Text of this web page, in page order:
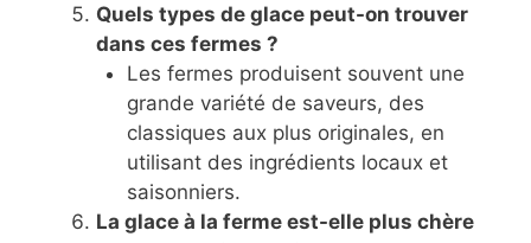
Quels types de glace peut-on trouver
dans ces fermes ?
Les fermes produisent souvent une
grande variété de saveurs, des
classiques aux plus originales, en
utilisant des ingrédients locaux et
saisonniers.
La glace à la ferme est-elle plus chère